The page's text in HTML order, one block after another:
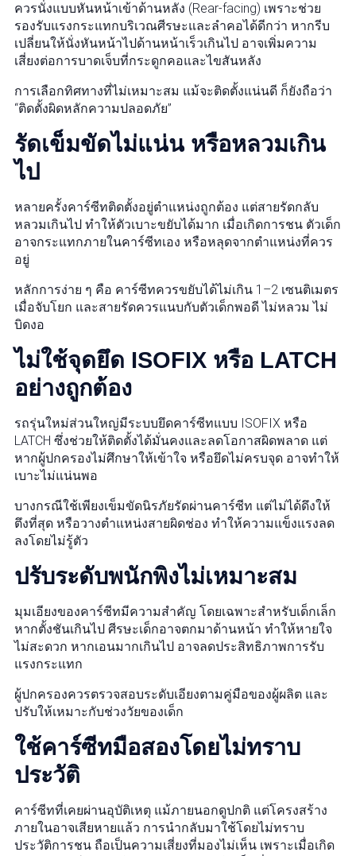
ควรนั่งแบบหันหน้าเข้าด้านหลัง (Rear-facing) เพราะช่วย
รองรับแรงกระแทกบริเวณศีรษะและลำคอได้ดีกว่า หากรีบ
เปลี่ยนให้นั่งหันหน้าไปด้านหน้าเร็วเกินไป อาจเพิ่มความ
เสี่ยงต่อการบาดเจ็บที่กระดูกคอและไขสันหลัง
การเลือกทิศทางที่ไม่เหมาะสม แม้จะติดตั้งแน่นดี ก็ยังถือว่า
“ติดตั้งผิดหลักความปลอดภัย”
รัดเข็มขัดไม่แน่น หรือหลวมเกิน
ไป
หลายครั้งคาร์ซีทติดตั้งอยู่ตำแหน่งถูกต้อง แต่สายรัดกลับ
หลวมเกินไป ทำให้ตัวเบาะขยับได้มาก เมื่อเกิดการชน ตัวเด็ก
อาจกระแทกภายในคาร์ซีทเอง หรือหลุดจากตำแหน่งที่ควร
อยู่
หลักการง่าย ๆ คือ คาร์ซีทควรขยับได้ไม่เกิน 1–2 เซนติเมตร
เมื่อจับโยก และสายรัดควรแนบกับตัวเด็กพอดี ไม่หลวม ไม่
บิดงอ
ไม่ใช้จุดยึด ISOFIX หรือ LATCH
อย่างถูกต้อง
รถรุ่นใหม่ส่วนใหญ่มีระบบยึดคาร์ซีทแบบ ISOFIX หรือ
LATCH ซึ่งช่วยให้ติดตั้งได้มั่นคงและลดโอกาสผิดพลาด แต่
หากผู้ปกครองไม่ศึกษาให้เข้าใจ หรือยึดไม่ครบจุด อาจทำให้
เบาะไม่แน่นพอ
บางกรณีใช้เพียงเข็มขัดนิรภัยรัดผ่านคาร์ซีท แต่ไม่ได้ดึงให้
ตึงที่สุด หรือวางตำแหน่งสายผิดช่อง ทำให้ความแข็งแรงลด
ลงโดยไม่รู้ตัว
ปรับระดับพนักพิงไม่เหมาะสม
มุมเอียงของคาร์ซีทมีความสำคัญ โดยเฉพาะสำหรับเด็กเล็ก
หากตั้งชันเกินไป ศีรษะเด็กอาจตกมาด้านหน้า ทำให้หายใจ
ไม่สะดวก หากเอนมากเกินไป อาจลดประสิทธิภาพการรับ
แรงกระแทก
ผู้ปกครองควรตรวจสอบระดับเอียงตามคู่มือของผู้ผลิต และ
ปรับให้เหมาะกับช่วงวัยของเด็ก
ใช้คาร์ซีทมือสองโดยไม่ทราบ
ประวัติ
คาร์ซีทที่เคยผ่านอุบัติเหตุ แม้ภายนอกดูปกติ แต่โครงสร้าง
ภายในอาจเสียหายแล้ว การนำกลับมาใช้โดยไม่ทราบ
ประวัติการชน ถือเป็นความเสี่ยงที่มองไม่เห็น เพราะเมื่อเกิด